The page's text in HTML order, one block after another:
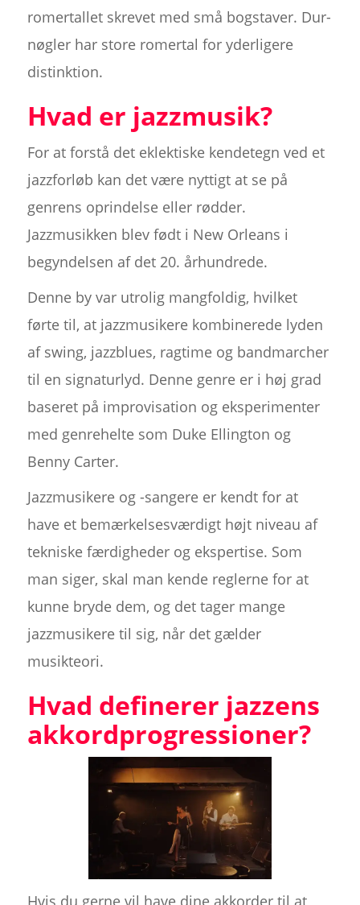
romertallet skrevet med små bogstaver. Dur-
nøgler har store romertal for yderligere
distinktion.
Hvad er jazzmusik?
For at forstå det eklektiske kendetegn ved et
jazzforløb kan det være nyttigt at se på
genrens oprindelse eller rødder.
Jazzmusikken blev født i New Orleans i
begyndelsen af det 20. århundrede.
Denne by var utrolig mangfoldig, hvilket
førte til, at jazzmusikere kombinerede lyden
af swing, jazzblues, ragtime og bandmarcher
til en signaturlyd. Denne genre er i høj grad
baseret på improvisation og eksperimenter
med genrehelte som Duke Ellington og
Benny Carter.
Jazzmusikere og -sangere er kendt for at
have et bemærkelsesværdigt højt niveau af
tekniske færdigheder og ekspertise. Som
man siger, skal man kende reglerne for at
kunne bryde dem, og det tager mange
jazzmusikere til sig, når det gælder
musikteori.
Hvad definerer jazzens
akkordprogressioner?
Hvis du gerne vil have dine akkorder til at